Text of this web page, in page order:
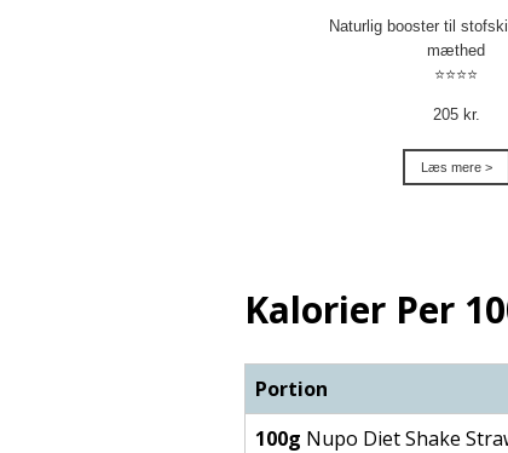
Naturlig booster til
mæthed
⭐⭐⭐⭐
205 kr.
Læs mere >
Kalorier Per
Portion
100g Nupo Diet Shake